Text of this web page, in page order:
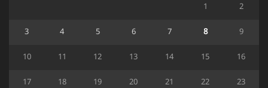
1 2
3 4 5 6 7 8 9
10 11 12 13 14 15 16
17 18 19 20 21 22 23